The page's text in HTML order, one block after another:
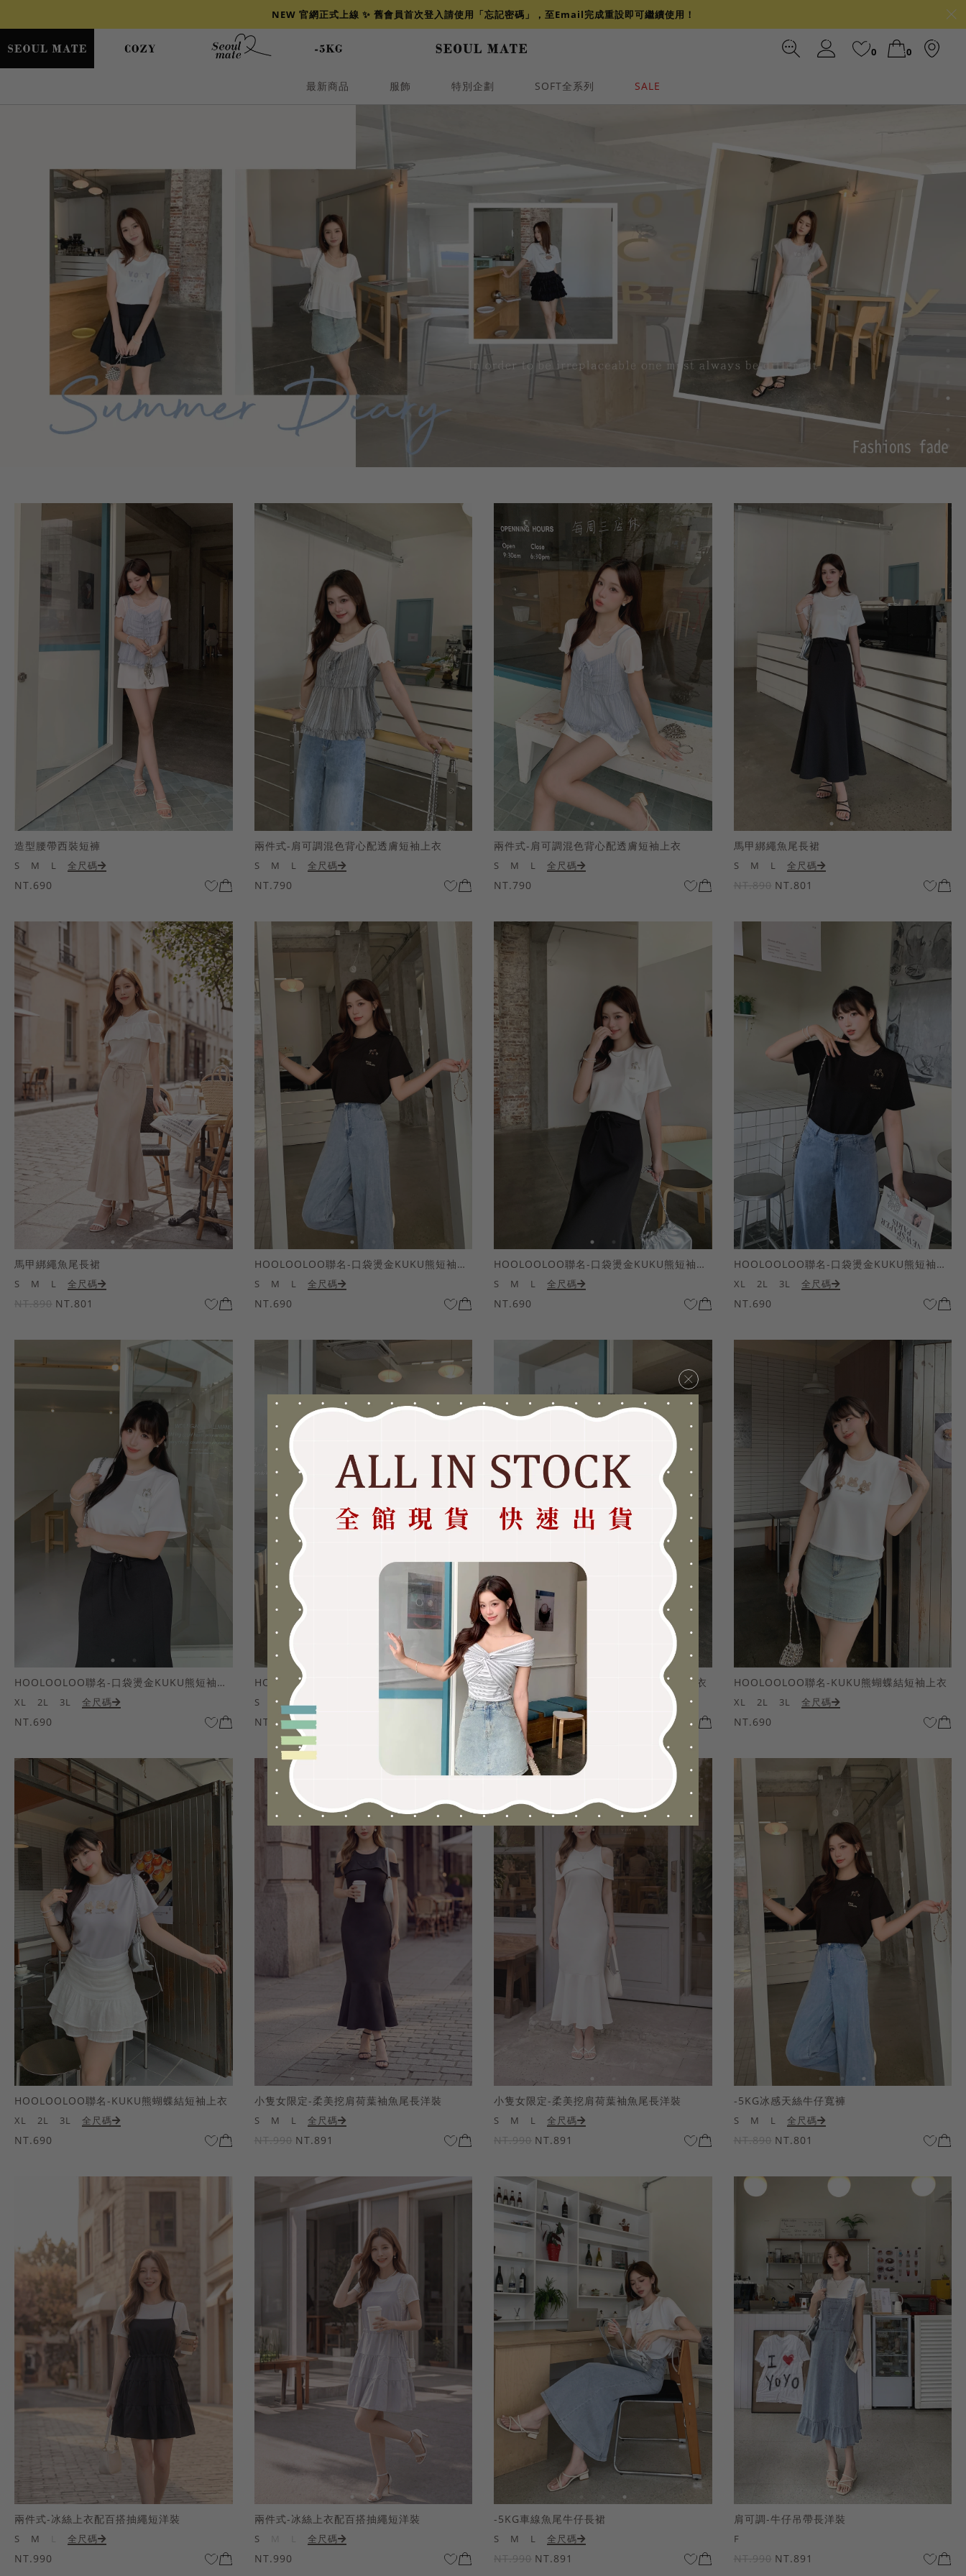
×
NEW 官網正式上線 ✨ 舊會員首次登入請使用「忘記密碼」，至Email完成重設即可繼續使用！
0 0
最新商品 服飾 特別企劃 SOFT全系列 SALE
造型腰帶西裝短褲
S M L 全尺碼
NT.690
兩件式-肩可調混色背心配透膚短袖上衣
S M L 全尺碼
NT.790
兩件式-肩可調混色背心配透膚短袖上衣
S M L 全尺碼
NT.790
馬甲綁繩魚尾長裙
S M L 全尺碼
NT.890 NT.801
馬甲綁繩魚尾長裙
S M L 全尺碼
NT.890 NT.801
HOOLOOLOO聯名-口袋燙金KUKU熊短袖上衣
S M L 全尺碼
NT.690
HOOLOOLOO聯名-口袋燙金KUKU熊短袖上衣
S M L 全尺碼
NT.690
HOOLOOLOO聯名-口袋燙金KUKU熊短袖上衣
XL 2L 3L 全尺碼
NT.690
HOOLOOLOO聯名-口袋燙金KUKU熊短袖上衣
XL 2L 3L 全尺碼
NT.690
HOOLOOLOO聯名-KUKU熊蝴蝶結短袖上衣
S M L 全尺碼
NT.690
HOOLOOLOO聯名-KUKU熊蝴蝶結短袖上衣
S M L 全尺碼
NT.690
HOOLOOLOO聯名-KUKU熊蝴蝶結短袖上衣
XL 2L 3L 全尺碼
NT.690
HOOLOOLOO聯名-KUKU熊蝴蝶結短袖上衣
XL 2L 3L 全尺碼
NT.690
小隻女限定-柔美挖肩荷葉袖魚尾長洋裝
S M L 全尺碼
NT.990 NT.891
小隻女限定-柔美挖肩荷葉袖魚尾長洋裝
S M L 全尺碼
NT.990 NT.891
-5KG冰感天絲牛仔寬褲
S M L 全尺碼
NT.890 NT.801
兩件式-冰絲上衣配百搭抽繩短洋裝
S M 全尺碼
NT.990
兩件式-冰絲上衣配百搭抽繩短洋裝
S 全尺碼
NT.990
-5KG車線魚尾牛仔長裙
S M L 全尺碼
NT.990 NT.891
肩可調-牛仔吊帶長洋裝
F
NT.990 NT.891